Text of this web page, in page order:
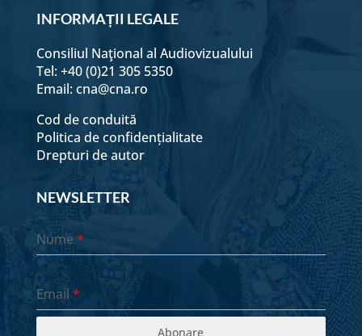
INFORMAȚII LEGALE
Consiliul Naţional al Audiovizualului
Tel: +40 (0)21 305 5350
Email: cna@cna.ro
Cod de conduită
Politica de confidențialitate
Drepturi de autor
NEWSLETTER
Nume*
Email *
Abonare